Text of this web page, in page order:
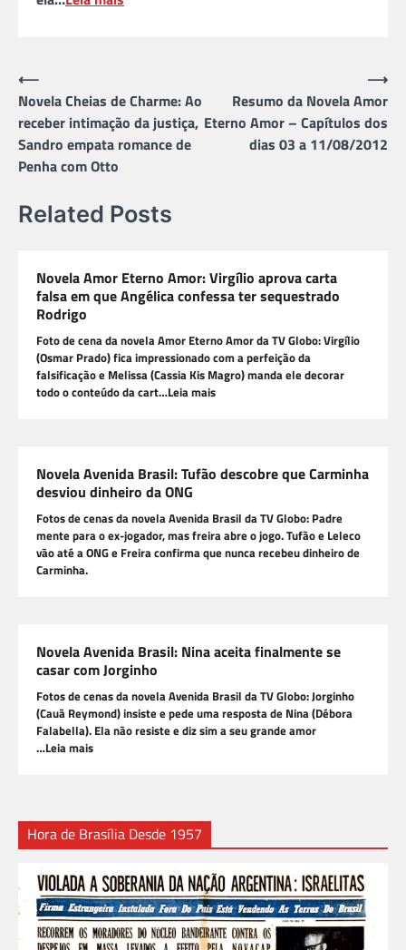
Navegação
de
Post
⟵
Novela Cheias de Charme: Ao
receber intimação da justiça,
Sandro empata romance de
Penha com Otto
Resumo da Novela Amor
Eterno Amor – Capítulos dos
dias 03 a 11/08/2012
⟶
Related Posts
Novela Amor Eterno Amor: Virgílio aprova carta
falsa em que Angélica confessa ter sequestrado
Rodrigo
Foto de cena da novela Amor Eterno Amor da TV Globo: Virgílio
(Osmar Prado) fica impressionado com a perfeição da
falsificação e Melissa (Cassia Kis Magro) manda ele decorar
todo o conteúdo da cart…Leia mais
Novela Avenida Brasil: Tufão descobre que Carminha
desviou dinheiro da ONG
Fotos de cenas da novela Avenida Brasil da TV Globo: Padre
mente para o ex-jogador, mas freira abre o jogo. Tufão e Leleco
vão até a ONG e Freira confirma que nunca recebeu dinheiro de
Carminha.
Novela Avenida Brasil: Nina aceita finalmente se
casar com Jorginho
Fotos de cenas da novela Avenida Brasil da TV Globo: Jorginho
(Cauã Reymond) insiste e pede uma resposta de Nina (Débora
Falabella). Ela não resiste e diz sim a seu grande amor
…Leia mais
Hora de Brasília Desde 1957